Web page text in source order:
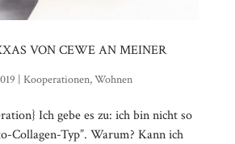
VON CEWE AN MEINER
| Kooperationen,Wohnen
Ich gebe es zu: ich bin nicht so
Collagen-Typ”. Warum? Kann ich